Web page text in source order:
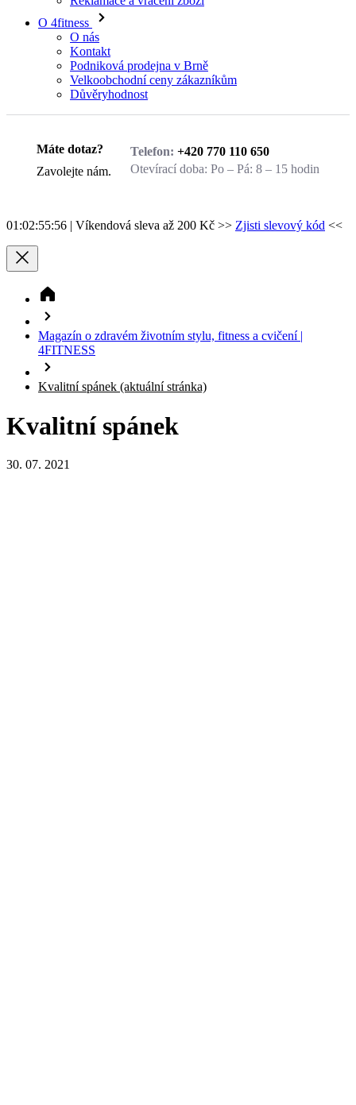
O nás
Kontakt
Podniková prodejna v Brně
Velkoobchodní ceny zákazníkům
Důvěryhodnost
Zavolejte nám.
Zavolejte nám.
Magazín o zdravém životním stylu, fitness a cvičení |
4FITNESS
Kvalitní spánek
Kvalitní spánek
30. 07. 2021